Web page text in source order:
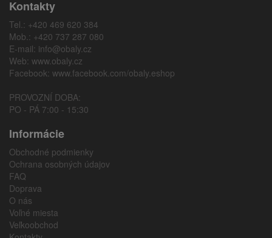
Kontakty
Tel.: +420 469 620 384
Mob.: +420 737 287 080
E-mail: info@obaly.cz
Web: www.obaly.cz
Facebook: www.facebook.com/obaly.eshop
PROVOZNÍ DOBA:
PO - PÁ 7:00 - 15:30
Informácie
Obchodné podmienky
Ochrana osobných údajov
FAQ
Doprava
O nás
Voľné miesta
Veľkoobchod